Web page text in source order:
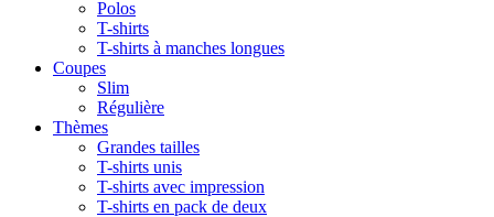
Polos
T-shirts
T-shirts à manches longues
Coupes
Slim
Régulière
Thèmes
Grandes tailles
T-shirts unis
T-shirts avec impression
T-shirts en pack de deux